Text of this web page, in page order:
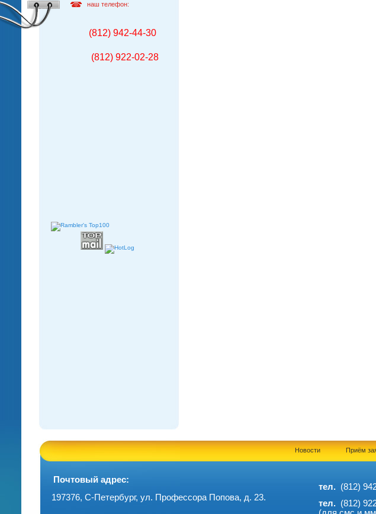
наш телефон:
(812) 942-44-30
(812) 922-02-28
Новости Приём
Почтовый адрес:
197376, С-Петербург, ул. Профессора Попова, д. 23.
тел. (812)
тел. (812)